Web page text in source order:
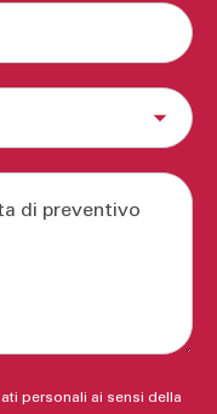
effetto visivo
personali ai sensi della